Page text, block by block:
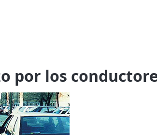
por los